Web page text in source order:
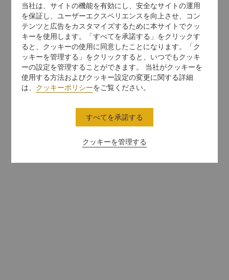
当社は、サイトの機能を有効にし、安全なサイトの運用
を保証し、ユーザーエクスペリエンスを向上させ、コン
テンツと広告をカスタマイズするために本サイトでクッ
キーを使用します。「すべてを承諾する」をクリックす
ると、クッキーの使用に同意したことになります。「ク
ッキーを管理する」をクリックすると、いつでもクッキ
ーの設定を管理することができます。 当社がクッキーを
使用する方法およびクッキー設定の変更に関する詳細
は、 クッキーポリシーをご覧ください。
クッキーを管理する
すべてを承諾する